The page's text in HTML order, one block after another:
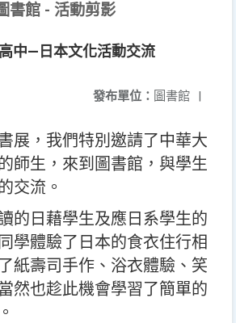
書館 - 活動剪影
中—日本文化活動交流
發布單位： 圖書館 |
展，我們特別邀請了中華大
師生，來到圖書館，與學生
交流。
的日藉學生及應日系學生的
學體驗了日本的食衣住行相
紙壽司手作、浴衣體驗、笑
然也趁此機會學習了簡單的